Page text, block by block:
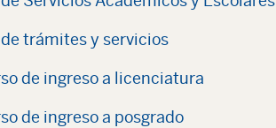
trámites y servicios
de ingreso a licenciatura
de ingreso a posgrado